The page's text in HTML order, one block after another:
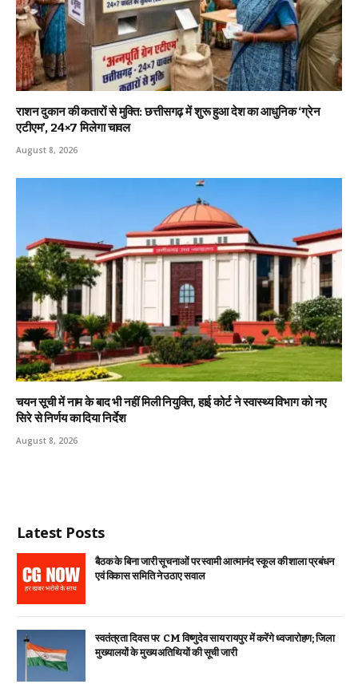
राशन दुकान की कतारों से मुक्ति: छत्तीसगढ़ में शुरू हुआ देश का आधुनिक ‘ग्रेन
एटीएम’, 24×7 मिलेगा चावल
August 8, 2026
चयन सूची में नाम के बाद भी नहीं मिली नियुक्ति, हाई कोर्ट ने स्वास्थ्य विभाग को नए
सिरे से निर्णय का दिया निर्देश
August 8, 2026
Latest Posts
बैठक के बिना जारी सूचनाओं पर स्वामी आत्मानंद स्कूल की शाला प्रबंधन
एवं विकास समिति ने उठाए सवाल
स्वतंत्रता दिवस पर CM विष्णुदेव साय रायपुर में करेंगे ध्वजारोहण; जिला
मुख्यालयों के मुख्य अतिथियों की सूची जारी